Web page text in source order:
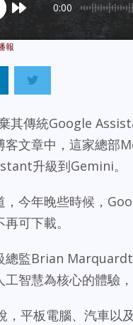
0:00
其傳統Google
客文章中，這家總部
升級到Gemini。
，今年晚些時候，
可下載。
總監Brian
工智慧為核心的體驗
平板電腦、汽車以